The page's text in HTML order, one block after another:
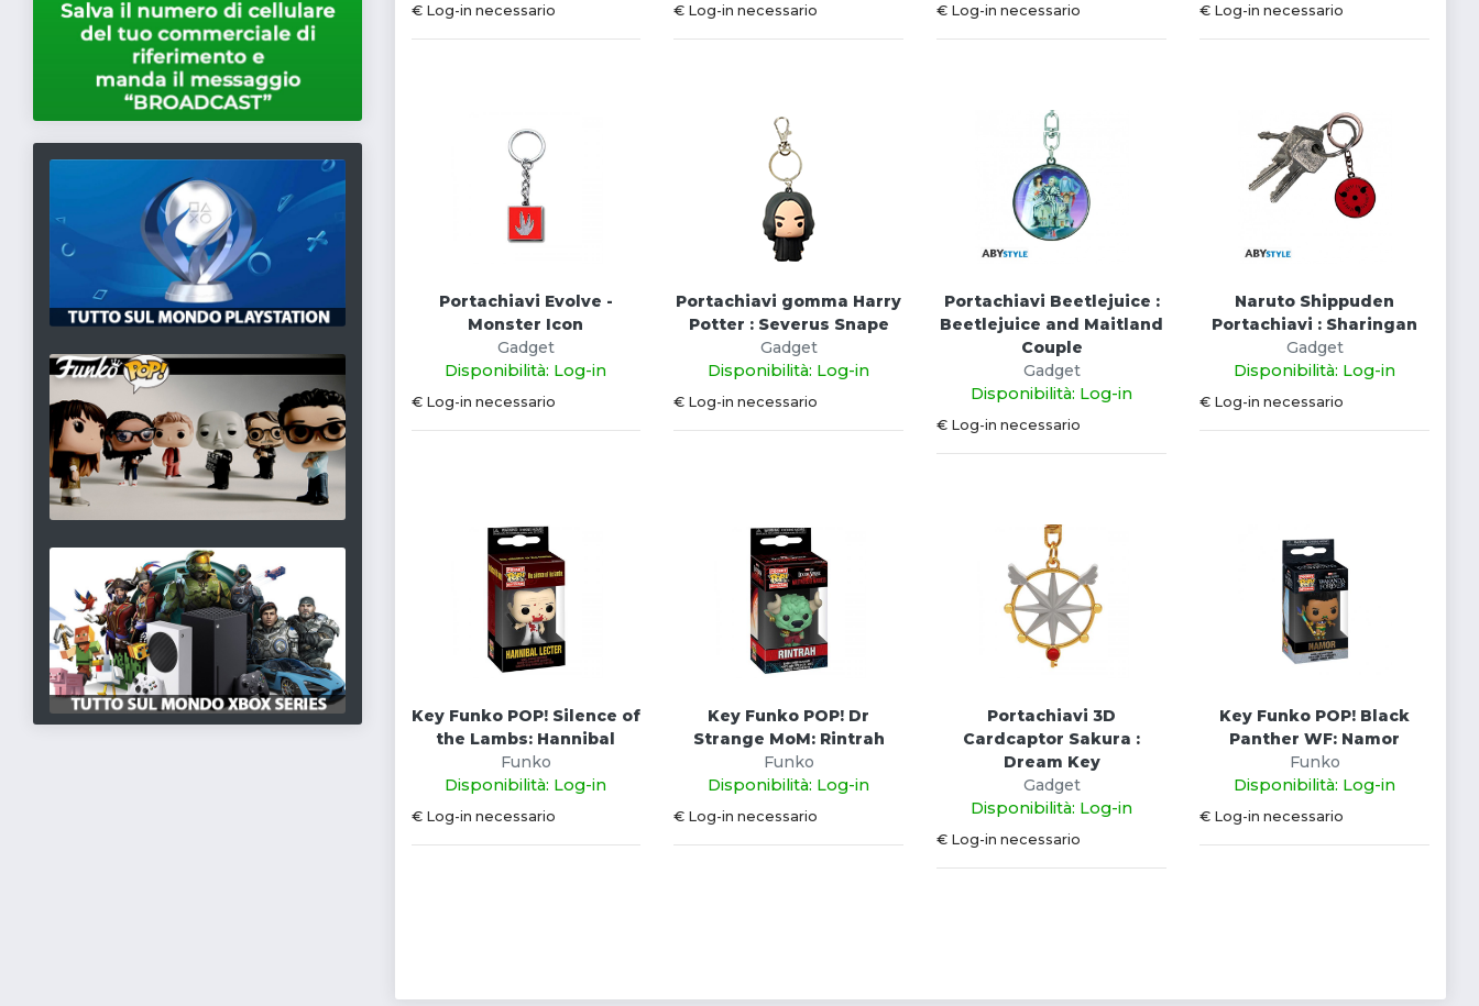
€ Log-in necessario € Log-in necessario € Log-in necessario € Log-in necessario
Portachiavi Evolve -
Monster Icon
Gadget
Disponibilità: Log-in
€ Log-in necessario
Portachiavi gomma Harry
Potter : Severus Snape
Gadget
Disponibilità: Log-in
€ Log-in necessario
Portachiavi Beetlejuice :
Beetlejuice and Maitland
Couple
Gadget
Disponibilità: Log-in
€ Log-in necessario
Naruto Shippuden
Portachiavi : Sharingan
Gadget
Disponibilità: Log-in
€ Log-in necessario
Key Funko POP! Silence of
the Lambs: Hannibal
Funko
Disponibilità: Log-in
€ Log-in necessario
Key Funko POP! Dr
Strange MoM: Rintrah
Funko
Disponibilità: Log-in
€ Log-in necessario
Portachiavi 3D
Cardcaptor Sakura :
Dream Key
Gadget
Disponibilità: Log-in
€ Log-in necessario
Key Funko POP! Black
Panther WF: Namor
Funko
Disponibilità: Log-in
€ Log-in necessario